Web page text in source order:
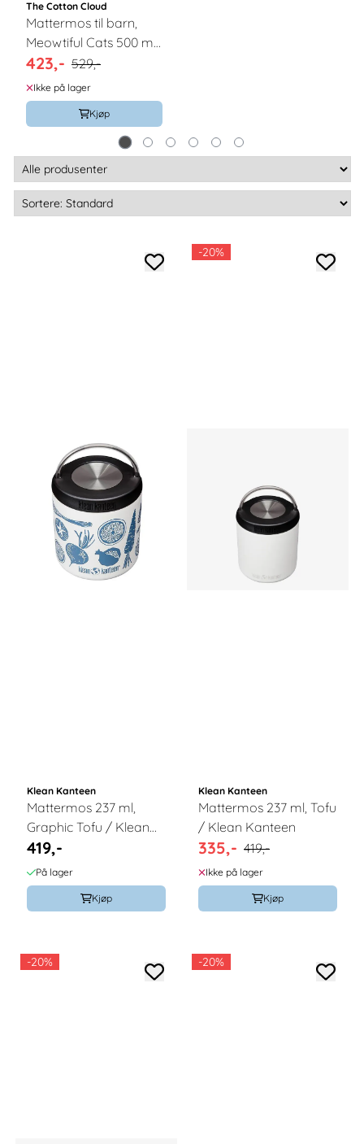
The Cotton Cloud
Mattermos til barn,
Meowtiful Cats 500 ml
/ The Cotton Cloud
423,- 529,-
Ikke på lager
Kjøp
Klean Kanteen
Mattermos 237 ml,
Graphic Tofu / Klean
Kanteen
419,-
På lager
Kjøp
-20%
Klean Kanteen
Mattermos 237 ml, Tofu
/ Klean Kanteen
335,- 419,-
Ikke på lager
Kjøp
-20% -20%